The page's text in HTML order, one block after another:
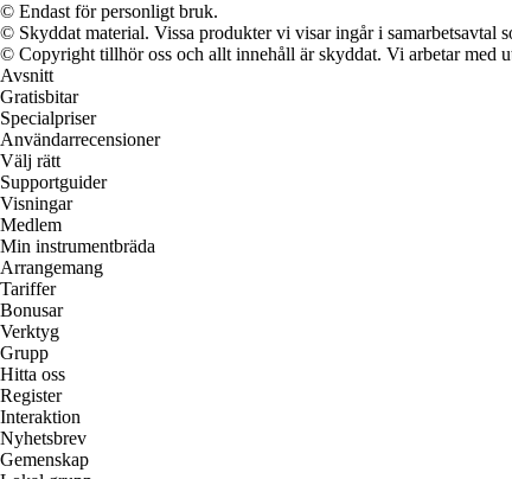
© Endast för personligt bruk.
© Skyddat material. Vissa produkter vi visar ingår i samarbetsavtal
© Copyright tillhör oss och allt innehåll är skyddat. Vi arbetar med
Avsnitt
Gratisbitar
Specialpriser
Användarrecensioner
Välj rätt
Supportguider
Visningar
Medlem
Min instrumentbräda
Arrangemang
Tariffer
Bonusar
Verktyg
Grupp
Hitta oss
Register
Interaktion
Nyhetsbrev
Gemenskap